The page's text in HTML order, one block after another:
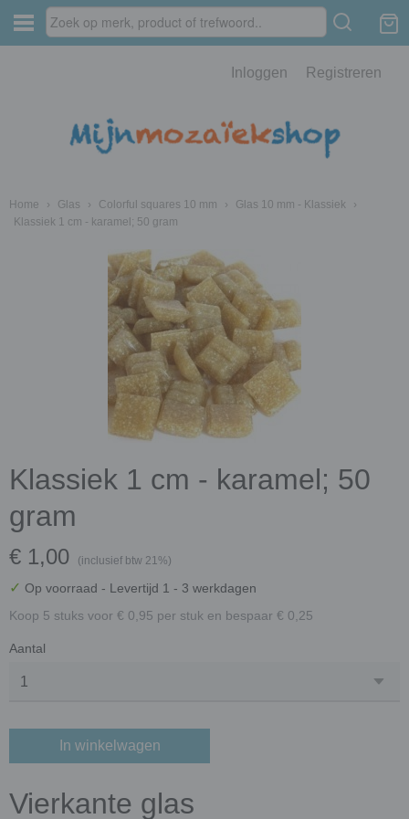
Inloggen Registreren
Home › Glas › Colorful squares 10 mm › Glas 10 mm - Klassiek
›
Klassiek 1 cm - karamel; 50 gram
Klassiek 1 cm - karamel; 50
gram
€ 1,00 (inclusief btw 21%)
✓ Op voorraad - Levertijd 1 - 3 werkdagen
Koop 5 stuks voor € 0,95 per stuk en bespaar € 0,25
Aantal
In winkelwagen
Vierkante glas